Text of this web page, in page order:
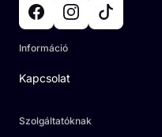
Információ
Kapcsolat
Szolgáltatóknak